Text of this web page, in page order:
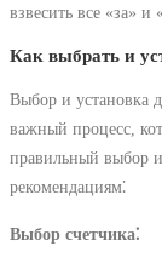
взвесить все «за» и
Как выбрать и
Выбор и установка
важный процесс,
правильный выбор и
рекомендациям⁚
Выбор счетчика⁚